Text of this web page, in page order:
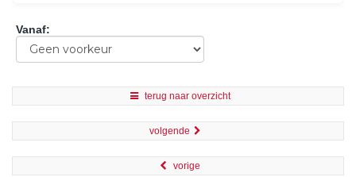
Vanaf:
terug naar overzicht
volgende
vorige